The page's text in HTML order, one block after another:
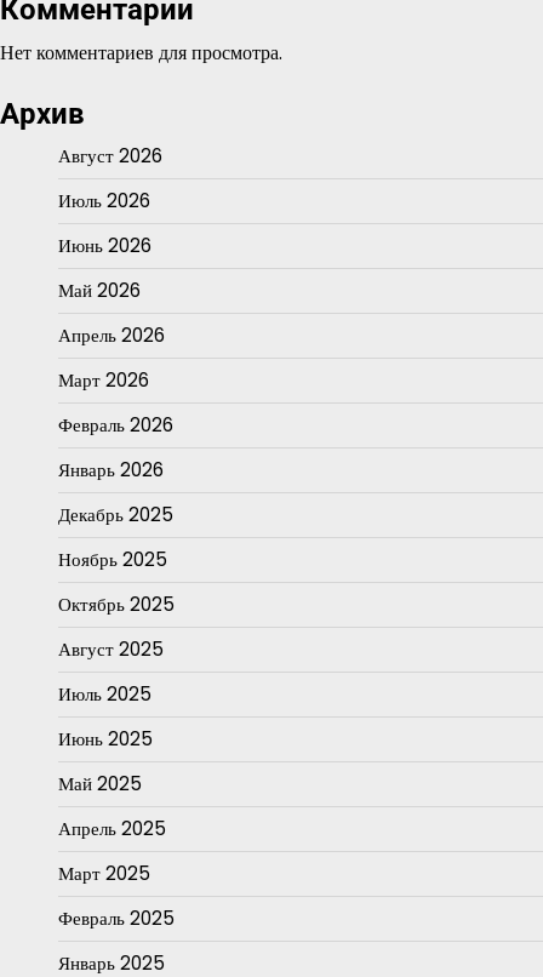
Комментарии
Нет комментариев для просмотра.
Архив
Август 2026
Июль 2026
Июнь 2026
Май 2026
Апрель 2026
Март 2026
Февраль 2026
Январь 2026
Декабрь 2025
Ноябрь 2025
Октябрь 2025
Август 2025
Июль 2025
Июнь 2025
Май 2025
Апрель 2025
Март 2025
Февраль 2025
Январь 2025